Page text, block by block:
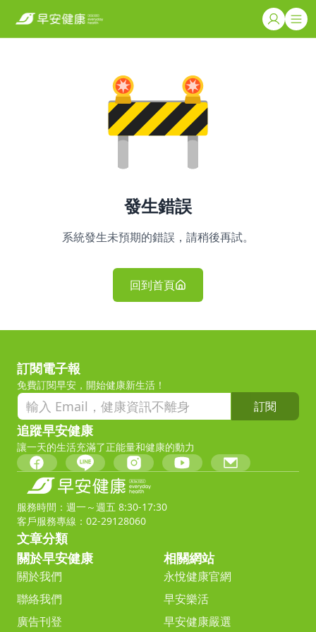
發生錯誤
系統發生未預期的錯誤，請稍後再試。
回到首頁
訂閱電子報
免費訂閱早安，開始健康新生活！
訂閱
追蹤早安健康
讓一天的生活充滿了正能量和健康的動力
服務時間：週一～週五 8:30-17:30
客戶服務專線：02-29128060
文章分類
關於早安健康
關於我們
聯絡我們
廣告刊登
相關網站
永悅健康官網
早安樂活
早安健康嚴選